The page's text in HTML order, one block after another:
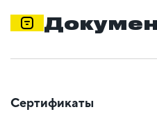
Сертификаты